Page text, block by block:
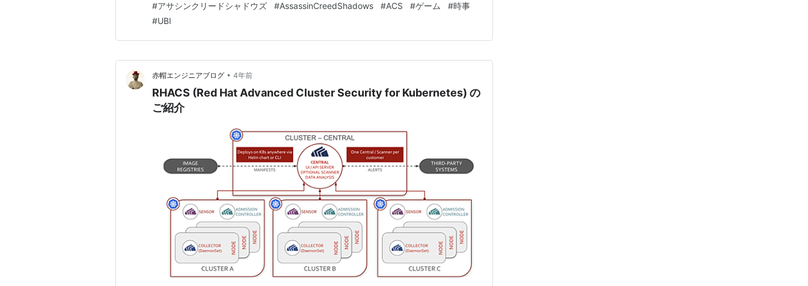
解釈むずいので、各国の著作権に関する法律、条約、協定等に詳しい人に丸投げ （社
会人…
#アサシンクリードシャドウズ #AssassinCreedShadows #ACS #ゲーム #時事
#UBI
赤帽エンジニアブログ • 4年前
RHACS (Red Hat Advanced Cluster Security for Kubernetes) の
ご紹介